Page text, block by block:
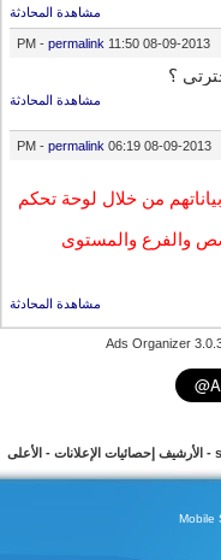
مشاهدة المحادثة
08-09-2013
11:50 PM
-permalink
؟
مشاهدة المحادثة
08-09-2013
06:19 PM
-permalink
من خلال لوحة تحكم
والفرع والمستوى
مشاهدة المحادثة
Ads Organizer
الأرشيف إحصائيات الإعلانات- الأعلى